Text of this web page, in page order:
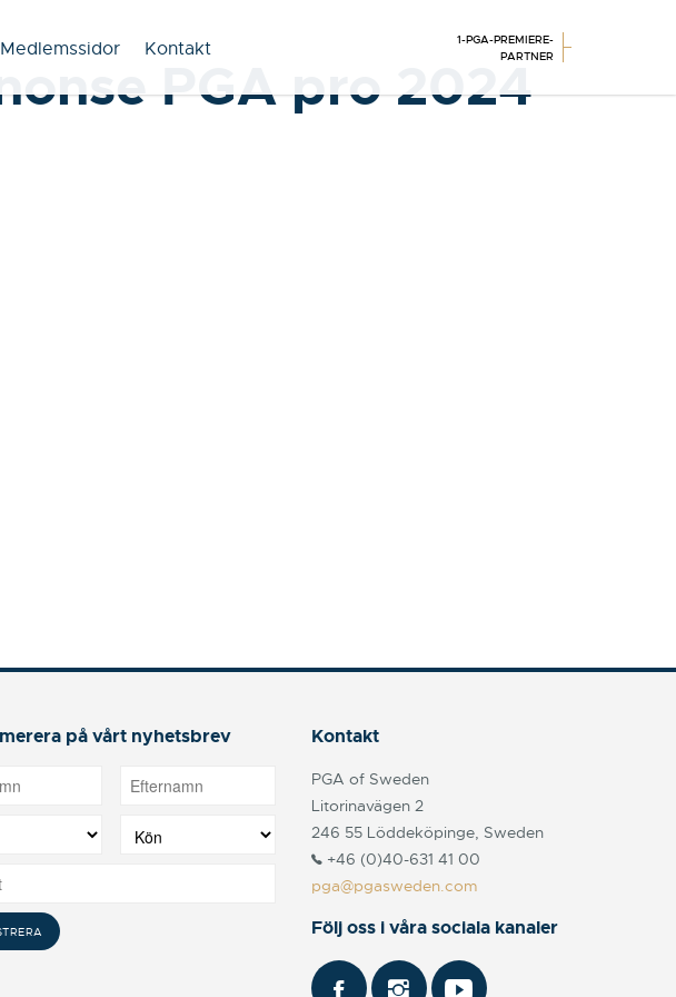
Medlemssidor Kontakt
1-PGA-PREMIERE-
PARTNER
PGA pro 2024
på vårt nyhetsbrev Kontakt
PGA of Sweden
Litorinavägen 2
246 55 Löddeköpinge, Sweden
+46 (0)40-631 41 00
pga@pgasweden.com
Följ oss i våra sociala kanaler